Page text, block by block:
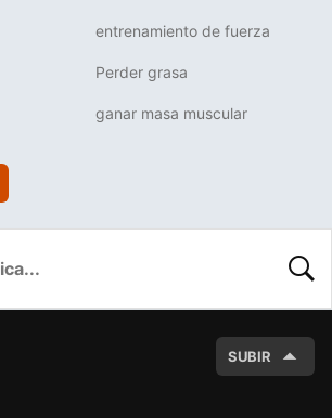
entrenamiento de fuerza
Perder grasa
ganar masa muscular
SUBIR